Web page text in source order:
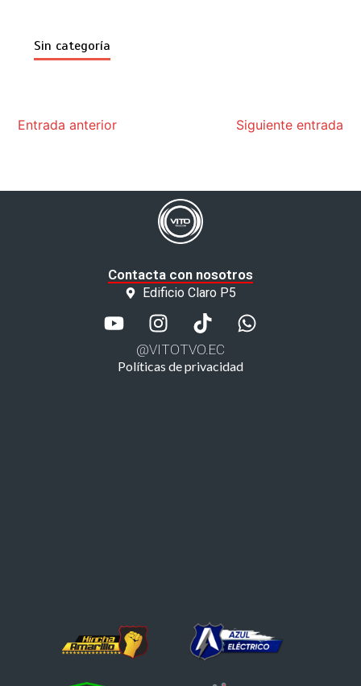
Sin categoría
Entrada anterior Siguiente entrada
Contacta con nosotros
Edificio Claro P5
@VITOTVO.EC
Políticas de privacidad